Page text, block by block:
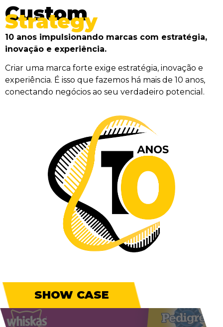
Custom
Strategy
10 anos impulsionando marcas com estratégia,
inovação e experiência.
Criar uma marca forte exige estratégia, inovação e
experiência. É isso que fazemos há mais de 10 anos,
conectando negócios ao seu verdadeiro potencial.
SHOW CASE